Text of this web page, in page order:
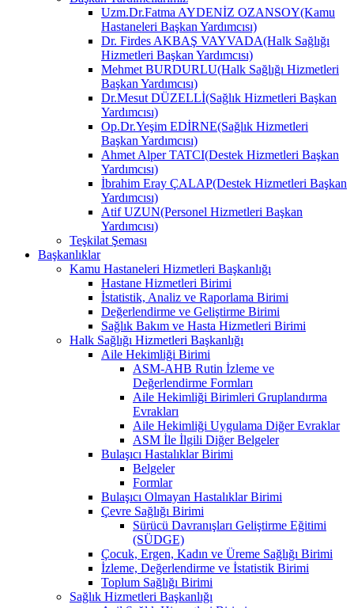
Uzm.Dr.Fatma AYDENİZ OZANSOY(Kamu
Hastaneleri Başkan Yardımcısı)
Dr. Firdes AKBAŞ VAYVADA(Halk Sağlığı
Hizmetleri Başkan Yardımcısı)
Mehmet BURDURLU(Halk Sağlığı Hizmetleri
Başkan Yardımcısı)
Dr.Mesut DÜZELLİ(Sağlık Hizmetleri Başkan
Yardımcısı)
Op.Dr.Yeşim EDİRNE(Sağlık Hizmetleri
Başkan Yardımcısı)
Ahmet Alper TATCI(Destek Hizmetleri Başkan
Yardımcısı)
İbrahim Eray ÇALAP(Destek Hizmetleri Başkan
Yardımcısı)
Atif UZUN(Personel Hizmetleri Başkan
Yardımcısı)
Teşkilat Şeması
Başkanlıklar
Kamu Hastaneleri Hizmetleri Başkanlığı
Hastane Hizmetleri Birimi
İstatistik, Analiz ve Raporlama Birimi
Değerlendirme ve Geliştirme Birimi
Sağlık Bakım ve Hasta Hizmetleri Birimi
Halk Sağlığı Hizmetleri Başkanlığı
Aile Hekimliği Birimi
ASM-AHB Rutin İzleme ve
Değerlendirme Formları
Aile Hekimliği Birimleri Gruplandırma
Evrakları
Aile Hekimliği Uygulama Diğer Evraklar
ASM İle İlgili Diğer Belgeler
Bulaşıcı Hastalıklar Birimi
Belgeler
Formlar
Bulaşıcı Olmayan Hastalıklar Birimi
Çevre Sağlığı Birimi
Sürücü Davranışları Geliştirme Eğitimi
(SÜDGE)
Çocuk, Ergen, Kadın ve Üreme Sağlığı Birimi
İzleme, Değerlendirme ve İstatistik Birimi
Toplum Sağlığı Birimi
Sağlık Hizmetleri Başkanlığı